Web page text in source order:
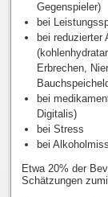
Gegenspieler)
bei
bei reduzierter
Erbrechen,
bei
Digitalis)
bei Stress
bei
Etwa 20% der
Schätzungen